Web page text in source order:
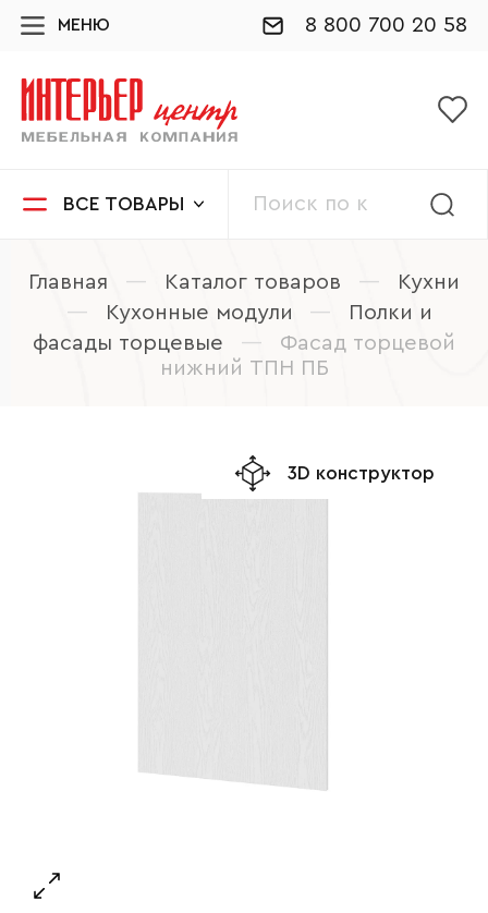
МЕНЮ 8 800 700 20 58
ВСЕ ТОВАРЫ
Главная — Каталог товаров —
Кухни
—
Кухонные модули —
Полки и
фасады торцевые
—
Фасад торцевой
нижний ТПН ПБ
3D конструктор